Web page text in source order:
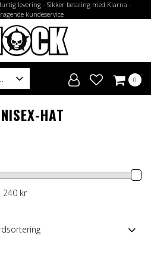
levering - Sikker betaling med Klarna -
kundeservice
0
HAT
240 kr